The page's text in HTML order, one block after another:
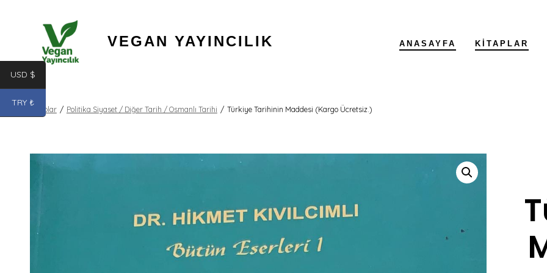
VEGAN YAYINCILIK ANASAYFA KITAPLAR
Kitaplar / Politika Siyaset / Diğer Tarih / Osmanlı Tarihi / Türkiye Tarihinin Maddesi (Kargo Ücretsiz.)
USD $
TRY ₺